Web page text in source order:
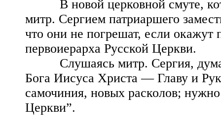
В новой церковной смуте,
митр. Сергием патриаршего
что они не погрешат, если
первоиерарха Русской Церкви.
Слушаясь митр. Сергия,
Бога Иисуса Христа — Главу и
самочиния, новых расколов;
Церкви”.